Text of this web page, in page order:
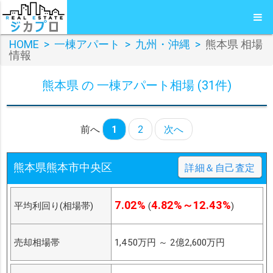
HOME > 一棟アパート > 九州・沖縄 > 熊本県 相場
情報
熊本県 の 一棟アパート相場 (31件)
前へ 1 2 次へ
熊本県熊本市中央区 詳細＆自己査定
平均利回り(相場帯) 7.02% (4.82%～12.43%)
売却相場帯 1,450万円 ～ 2億2,600万円